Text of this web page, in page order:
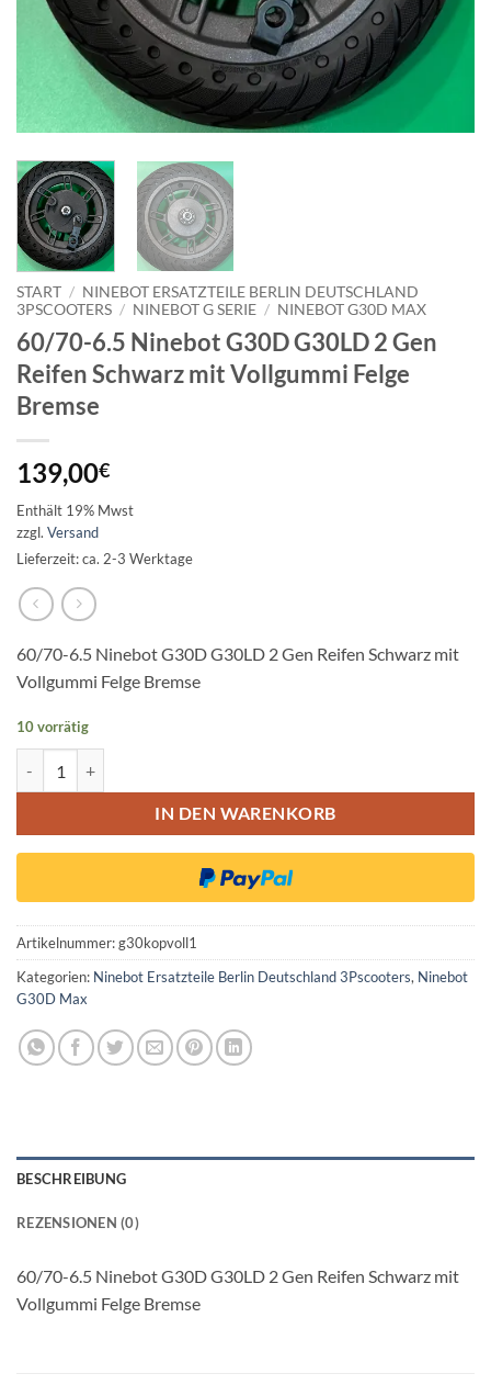
START / NINEBOT ERSATZTEILE BERLIN DEUTSCHLAND
3PSCOOTERS / NINEBOT G SERIE / NINEBOT G30D MAX
60/70-6.5 Ninebot G30D G30LD 2 Gen
Reifen Schwarz mit Vollgummi Felge
Bremse
139,00€
Enthält 19% Mwst
zzgl. Versand
Lieferzeit: ca. 2-3 Werktage
60/70-6.5 Ninebot G30D G30LD 2 Gen Reifen Schwarz mit
Vollgummi Felge Bremse
10 vorrätig
IN DEN WARENKORB
Artikelnummer:g30kopvoll1
Kategorien: Ninebot Ersatzteile Berlin Deutschland 3Pscooters, Ninebot
G30D Max
BESCHREIBUNG
REZENSIONEN (0)
60/70-6.5 Ninebot G30D G30LD 2 Gen Reifen Schwarz mit
Vollgummi Felge Bremse